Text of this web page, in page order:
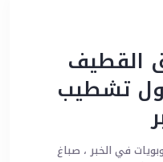
القطيف
– مقاول تشطيب
في الخبر ، صباغ